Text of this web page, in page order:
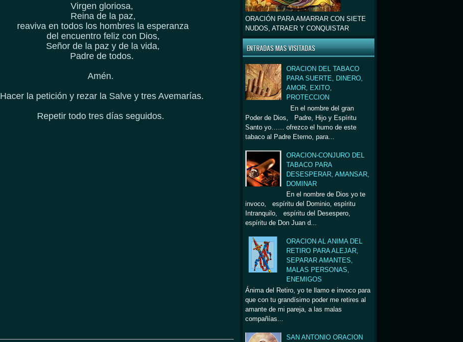
ORACIÓN PARA AMARRAR CON SIETE
NUDOS, ATRAER Y CONQUISTAR
ENTRADAS MAS VISITADAS
ORACION DEL TABACO
PARA SUERTE, DINERO,
AMOR, EXITO,
PROTECCION
En el nombre del gran
Poder de Dios, Padre, Hijo y Espíritu
Santo yo…… ofrezco el humo de este
tabaco al Padre Eterno, para...
ORACION-CONJURO DEL
TABACO PARA
DESESPERAR, AMANSAR,
DOMINAR
En el nombre de Dios yo te
invoco, espíritu del Dominio, espíritu
Intranquilo, espíritu del Desespero,
espíritu de Don Juan d...
ORACION AL ANIMA DEL
RETIRO PARA ALEJAR,
SEPARAR AMANTES,
MALAS PERSONAS,
ENEMIGOS
Ánima del Retiro, yo te llamo e invoco para
que con tu grandísimo poder me retires al
amante de mi pareja, a las malas
compañías...
SAN ANTONIO ORACION
Virgen gloriosa,
Reina de la paz,
reaviva en todos los hombres la esperanza
del encuentro feliz con Dios,
Señor de la paz y de la vida,
Padre de todos.
Amén.
Hacer la petición y rezar la Salve y tres Avemarías.
Repetir todo tres días seguidos.